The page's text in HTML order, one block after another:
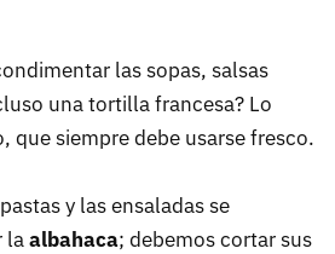
las sopas, salsas
una tortilla francesa? Lo
que siempre debe usarse fresco.
y las ensaladas se
laalbahaca; debemos cortar sus